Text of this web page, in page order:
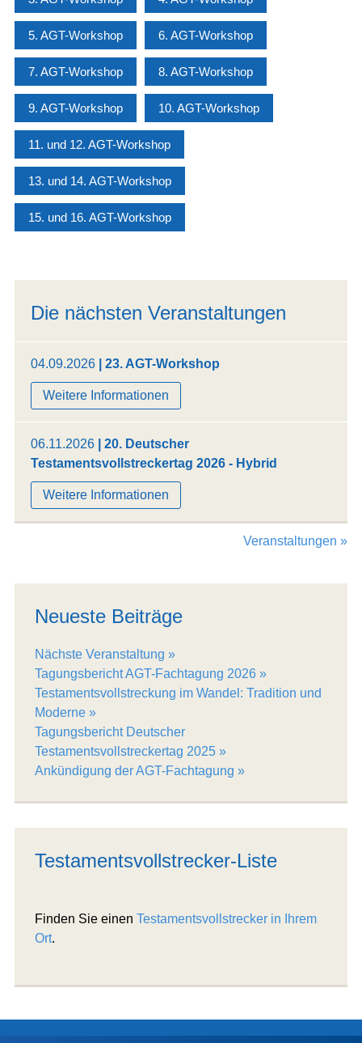
5. AGT-Workshop 6. AGT-Workshop
7. AGT-Workshop 8. AGT-Workshop
9. AGT-Workshop 10. AGT-Workshop
11. und 12. AGT-Workshop
13. und 14. AGT-Workshop
15. und 16. AGT-Workshop
Die nächsten Veranstaltungen
04.09.2026| 23. AGT-Workshop
Weitere Informationen
06.11.2026| 20. Deutscher
Testamentsvollstreckertag 2026 - Hybrid
Weitere Informationen
Veranstaltungen »
Neueste Beiträge
Nächste Veranstaltung
Tagungsbericht AGT-Fachtagung 2026
Testamentsvollstreckung im Wandel: Tradition und
Moderne
Tagungsbericht Deutscher
Testamentsvollstreckertag 2025
Ankündigung der AGT-Fachtagung
Testamentsvollstrecker-Liste
Finden Sie einen Testamentsvollstrecker in Ihrem
Ort.